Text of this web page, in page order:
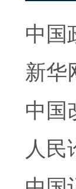
中国
新华
中国
人民